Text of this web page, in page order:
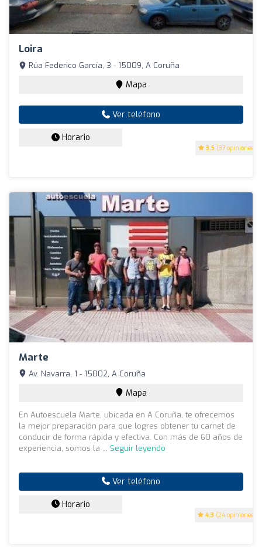
Loira
3.5 (37 opiniones)
Rúa Federico García, 3 - 15009, A Coruña
Mapa
Ver teléfono
Horario
Marte
4.3 (24 opiniones)
Av. Navarra, 1 - 15002, A Coruña
Mapa
En Autoescuela Marte, ubicada en A Coruña, te ofrecemos
la mejor preparación para que logres obtener tu carnet de
conducir de forma rápida y efectiva. Con más de 60 años de
experiencia, somos la ... Seguir leyendo
Ver teléfono
Horario